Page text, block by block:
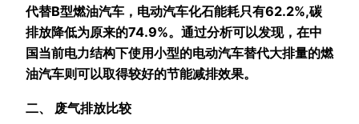
代替B型燃油汽车，电动汽车化石能耗只有62.2%,碳
排放降低为原来的74.9%。通过分析可以发现，在中
国当前电力结构下使用小型的电动汽车替代大排量的燃
油汽车则可以取得较好的节能减排效果。
二、 废气排放比较